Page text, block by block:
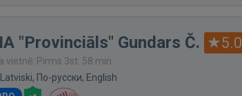
"Provinciāls" Gundars Č. 5.0
vietnē: Pirms 3st. 58 min.
Latviski, По-русски, English